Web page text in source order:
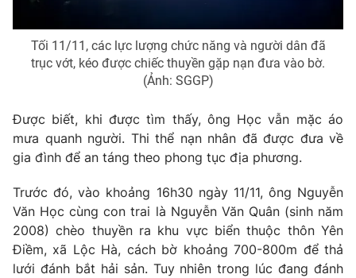
VTV Sức khoẻ Bất động sản
Thị trường 24h Tấm lòng Việt
VTV4 Vươn mình bằng AI
VTV9 VTV8
Liên hệ tòa soạn English
Tối 11/11, các lực lượng chức năng và người dân đã
trục vớt, kéo được chiếc thuyền gặp nạn đưa vào bờ.
(Ảnh: SGGP)
Được biết, khi được tìm thấy, ông Học vẫn mặc áo
mưa quanh người. Thi thể nạn nhân đã được đưa về
gia đình để an táng theo phong tục địa phương.
Trước đó, vào khoảng 16h30 ngày 11/11, ông Nguyễn
Văn Học cùng con trai là Nguyễn Văn Quân (sinh năm
2008) chèo thuyền ra khu vực biển thuộc thôn Yên
Điềm, xã Lộc Hà, cách bờ khoảng 700-800m để thả
lưới đánh bắt hải sản. Tuy nhiên trong lúc đang đánh